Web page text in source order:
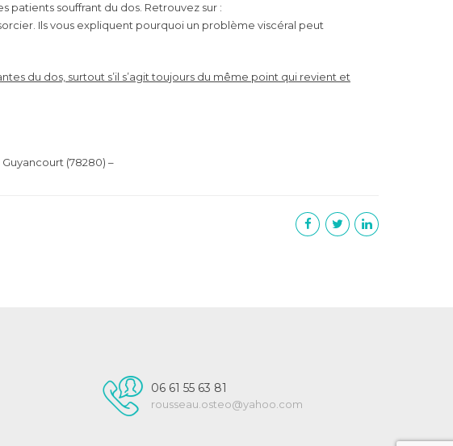
patients souffrant du dos. Retrouvez sur :
Ils vous expliquent pourquoi un problème viscéral peut
du dos, surtout s’il s’agit toujours du même point qui revient et
(78280) –
06 61 55 63 81
rousseau.osteo@yahoo.com